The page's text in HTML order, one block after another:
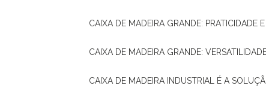
CAIXA DE MADEIRA GRANDE: PRATICIDADE
CAIXA DE MADEIRA GRANDE:
CAIXA DE MADEIRA INDUSTRIAL É A